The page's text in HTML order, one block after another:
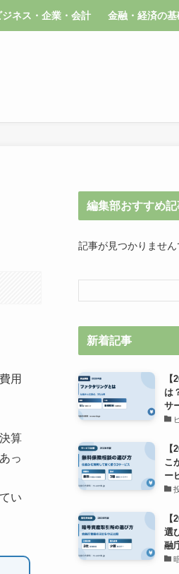
ジネス・企業・会計 金融・経済の基
用
算
っ
い
編集部おすすめ記
記事が見つかりません
新着記事
は
サ
こ
ー
選
融